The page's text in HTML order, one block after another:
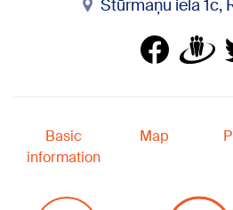
Stūrmaņu iela 1c,
Basic
information
Map